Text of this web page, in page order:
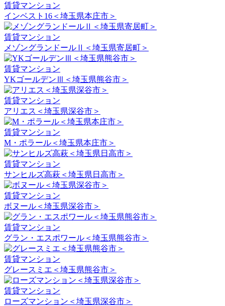
賃貸マンション
インベスト16＜埼玉県本庄市＞
賃貸マンション
メゾングランドールⅡ＜埼玉県寄居町＞
賃貸マンション
YKゴールデンⅢ＜埼玉県熊谷市＞
賃貸マンション
アリエス＜埼玉県深谷市＞
賃貸マンション
M・ポラール＜埼玉県本庄市＞
賃貸マンション
サンヒルズ高萩＜埼玉県日高市＞
賃貸マンション
ボヌール＜埼玉県深谷市＞
賃貸マンション
グラン・エスポワール＜埼玉県熊谷市＞
賃貸マンション
グレースミエ＜埼玉県熊谷市＞
賃貸マンション
ローズマンション＜埼玉県深谷市＞